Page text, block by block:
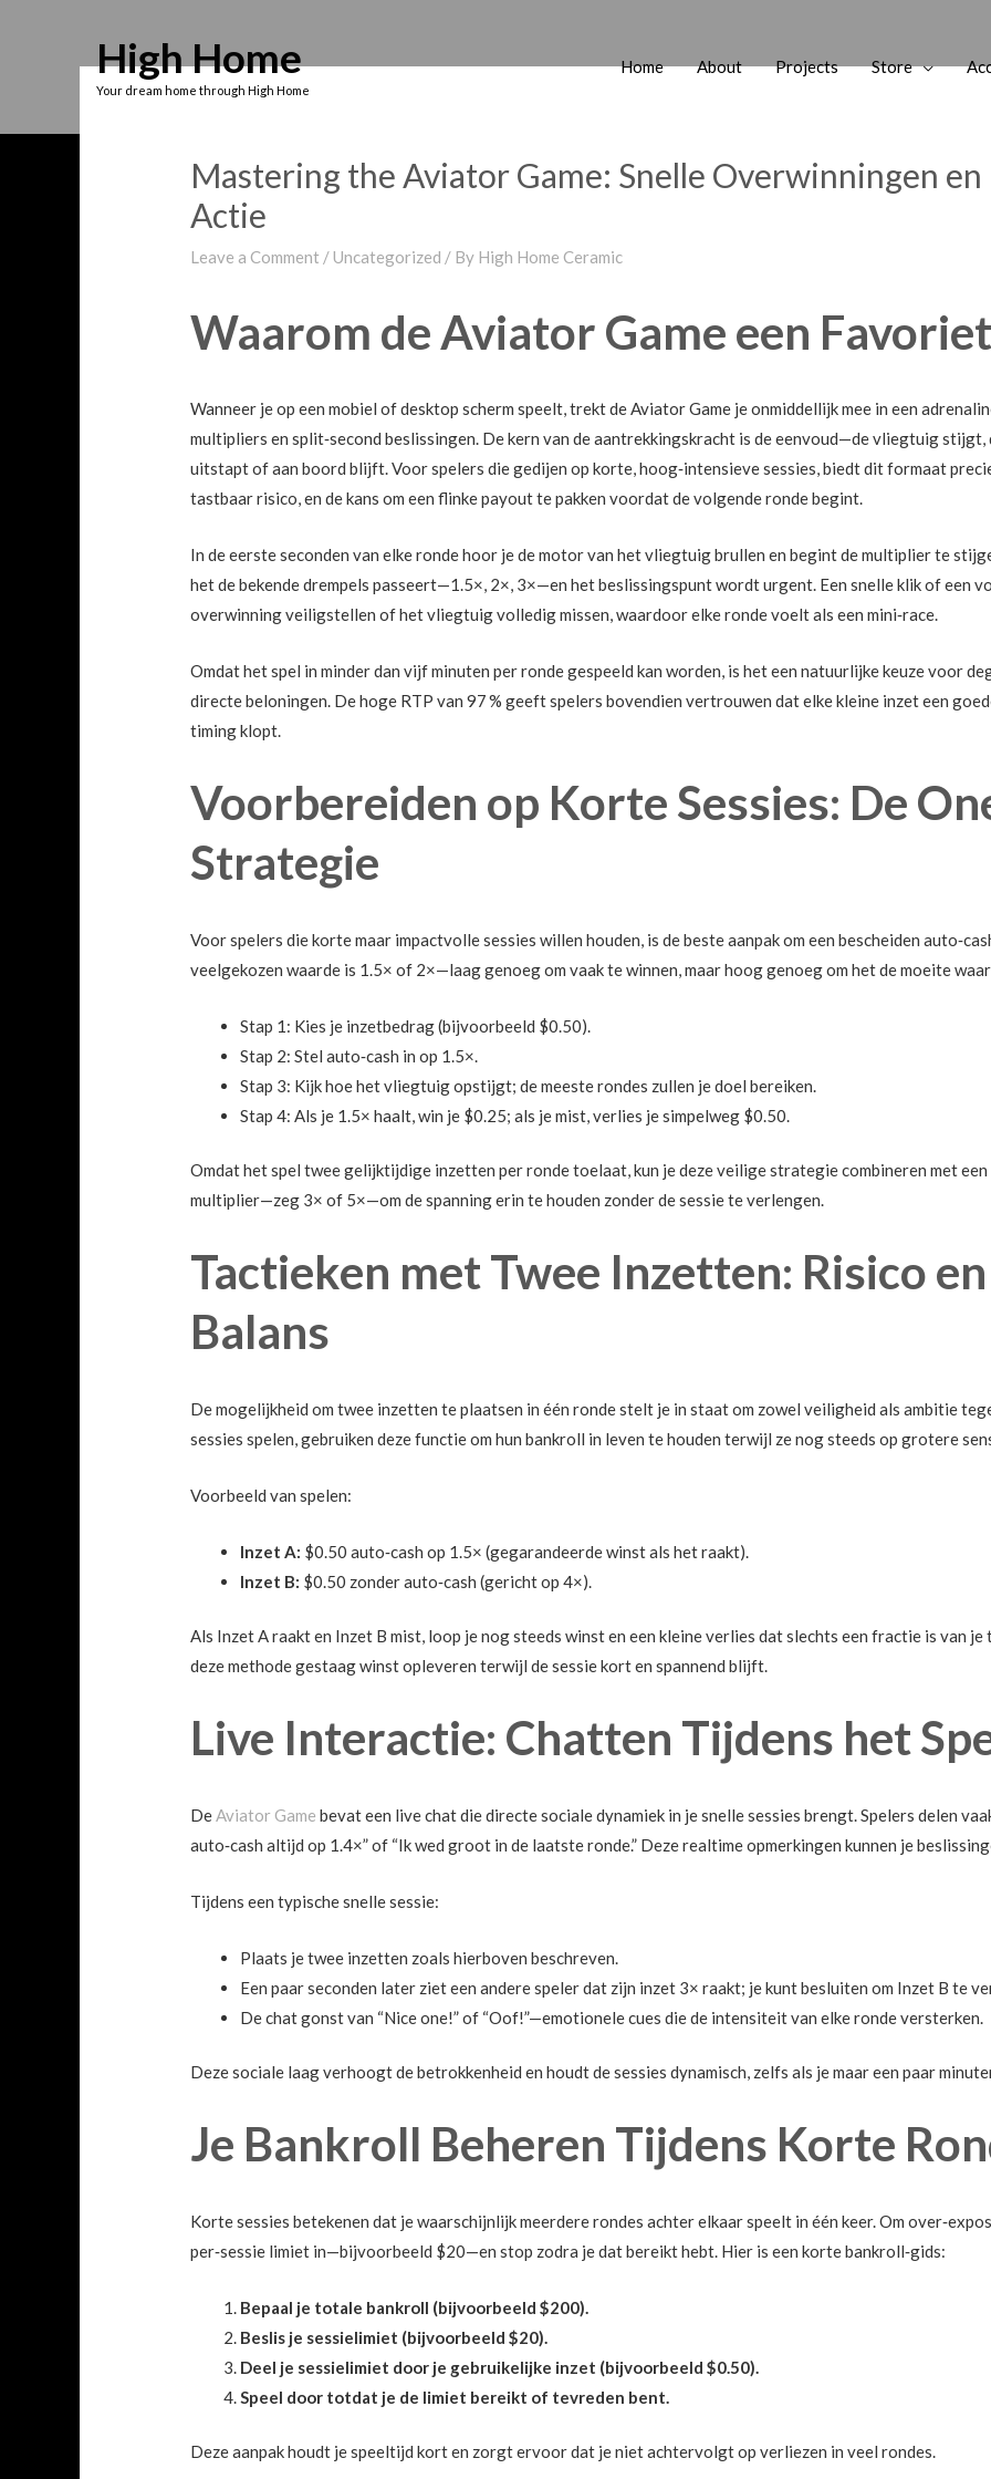
High Home
Your dream home through High Home
Home About Projects Store
Mastering the Aviator Game: Snelle Overwinningen
Actie
Leave a Comment /Uncategorized / By High Home Ceramic
Waarom de Aviator Game een
Wanneer je op een mobiel of desktop scherm speelt, trekt de Aviator Game je onmiddellijk mee in een
multipliers en split‑second beslissingen. De kern van de aantrekkingskracht is de eenvoud—de vliegtuig
uitstapt of aan boord blijft. Voor spelers die gedijen op korte, hoog‑intensieve sessies, biedt dit formaat
tastbaar risico, en de kans om een flinke payout te pakken voordat de volgende ronde begint.
In de eerste seconden van elke ronde hoor je de motor van het vliegtuig brullen en begint de multiplier te
het de bekende drempels passeert—1.5×, 2×, 3×—en het beslissingspunt wordt urgent. Een snelle klik of een
overwinning veiligstellen of het vliegtuig volledig missen, waardoor elke ronde voelt als een mini‑race.
Omdat het spel in minder dan vijf minuten per ronde gespeeld kan worden, is het een natuurlijke keuze voor
directe beloningen. De hoge RTP van 97 % geeft spelers bovendien vertrouwen dat elke kleine inzet een
timing klopt.
Voorbereiden op Korte Sessies: De
Strategie
Voor spelers die korte maar impactvolle sessies willen houden, is de beste aanpak om een bescheiden
veelgekozen waarde is 1.5× of 2×—laag genoeg om vaak te winnen, maar hoog genoeg om het de moeite
Stap 1: Kies je inzetbedrag (bijvoorbeeld $0.50).
Stap 2: Stel auto‑cash in op 1.5×.
Stap 3: Kijk hoe het vliegtuig opstijgt; de meeste rondes zullen je doel bereiken.
Stap 4: Als je 1.5× haalt, win je $0.25; als je mist, verlies je simpelweg $0.50.
Omdat het spel twee gelijktijdige inzetten per ronde toelaat, kun je deze veilige strategie combineren met
multiplier—zeg 3× of 5×—om de spanning erin te houden zonder de sessie te verlengen.
Tactieken met Twee Inzetten: Risico
Balans
De mogelijkheid om twee inzetten te plaatsen in één ronde stelt je in staat om zowel veiligheid als ambitie
sessies spelen, gebruiken deze functie om hun bankroll in leven te houden terwijl ze nog steeds op grotere
Voorbeeld van spelen:
Inzet A: $0.50 auto‑cash op 1.5× (gegarandeerde winst als het raakt).
Inzet B: $0.50 zonder auto‑cash (gericht op 4×).
Als Inzet A raakt en Inzet B mist, loop je nog steeds winst en een kleine verlies dat slechts een fractie is van
deze methode gestaag winst opleveren terwijl de sessie kort en spannend blijft.
Live Interactie: Chatten Tijdens het
DeAviator Game bevat een live chat die directe sociale dynamiek in je snelle sessies brengt. Spelers delen
auto‑cash altijd op 1.4×” of “Ik wed groot in de laatste ronde.” Deze realtime opmerkingen kunnen je
Tijdens een typische snelle sessie:
Plaats je twee inzetten zoals hierboven beschreven.
Een paar seconden later ziet een andere speler dat zijn inzet 3× raakt; je kunt besluiten om Inzet B te
De chat gonst van “Nice one!” of “Oof!”—emotionele cues die de intensiteit van elke ronde versterken.
Deze sociale laag verhoogt de betrokkenheid en houdt de sessies dynamisch, zelfs als je maar een paar
Je Bankroll Beheren Tijdens Korte
Korte sessies betekenen dat je waarschijnlijk meerdere rondes achter elkaar speelt in één keer. Om
per‑sessie limiet in—bijvoorbeeld $20—en stop zodra je dat bereikt hebt. Hier is een korte bankroll‑gids:
Bepaal je totale bankroll (bijvoorbeeld $200).
Beslis je sessielimiet (bijvoorbeeld $20).
Deel je sessielimiet door je gebruikelijke inzet (bijvoorbeeld $0.50).
Speel door totdat je de limiet bereikt of tevreden bent.
Deze aanpak houdt je speeltijd kort en zorgt ervoor dat je niet achtervolgt op verliezen in veel rondes.